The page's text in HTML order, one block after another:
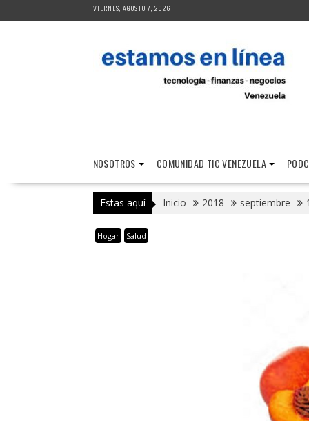
al
VIERNES, AGOSTO 7, 2026
NOSOTROS COMUNIDAD TIC VENEZUELA
Estas aquí Inicio 2018 septiembre
Hogar Salud